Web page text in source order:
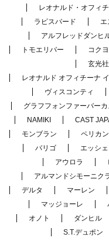
レオナルド・オフィ
ラピスバード
エ
アルフレッドダンヒ
トモエリバー
コクヨ
玄光社
レオナルド オフィチーナ
ヴィスコンティ
グラフフォンファーバー
NAMIKI
CAST
モンブラン
ペリカン
バリゴ
エッシ
アウロラ
アルマンドシモーニク
デルタ
マーレン
マッジョーレ
オノト
ダンヒル
S.T.デュポン